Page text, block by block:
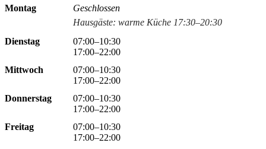
Montag
Geschlossen
Hausgäste: warme Küche 17:30–20:30
Dienstag
07:00–10:30
17:00–22:00
Mittwoch
07:00–10:30
17:00–22:00
Donnerstag
07:00–10:30
17:00–22:00
Freitag
07:00–10:30
17:00–22:00